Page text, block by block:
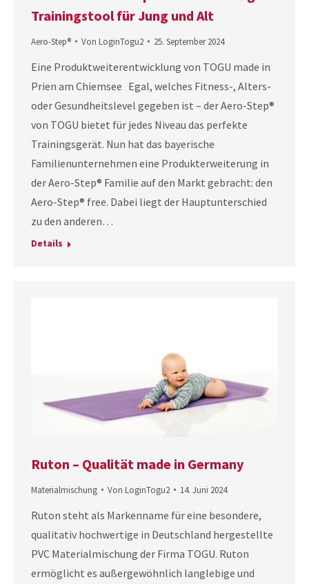
Trainingstool für Jung und Alt
Aero-Step® Von LoginTogu2 25. September 2024
Eine Produktweiterentwicklung von TOGU made in
Prien am Chiemsee Egal, welches Fitness-, Alters-
oder Gesundheitslevel gegeben ist – der Aero-Step®
von TOGU bietet für jedes Niveau das perfekte
Trainingsgerät. Nun hat das bayerische
Familienunternehmen eine Produkterweiterung in
der Aero-Step® Familie auf den Markt gebracht: den
Aero-Step® free. Dabei liegt der Hauptunterschied
zu den anderen…
Details
Ruton – Qualität made in Germany
Materialmischung Von LoginTogu2 14. Juni 2024
Ruton steht als Markenname für eine besondere,
qualitativ hochwertige in Deutschland hergestellte
PVC Materialmischung der Firma TOGU. Ruton
ermöglicht es außergewöhnlich langlebige und